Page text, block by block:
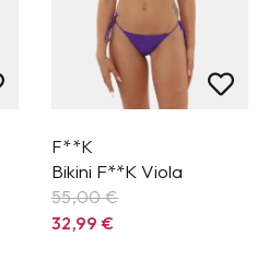
F**K
Bikini F**K Viola
55,00 €
32,99€